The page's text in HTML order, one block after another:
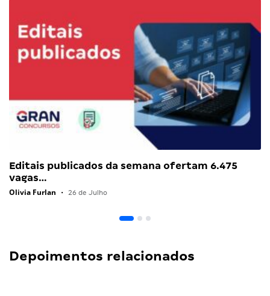
Editais publicados da semana ofertam 6.475
vagas…
Olivia Furlan • 26 de Julho
Depoimentos relacionados